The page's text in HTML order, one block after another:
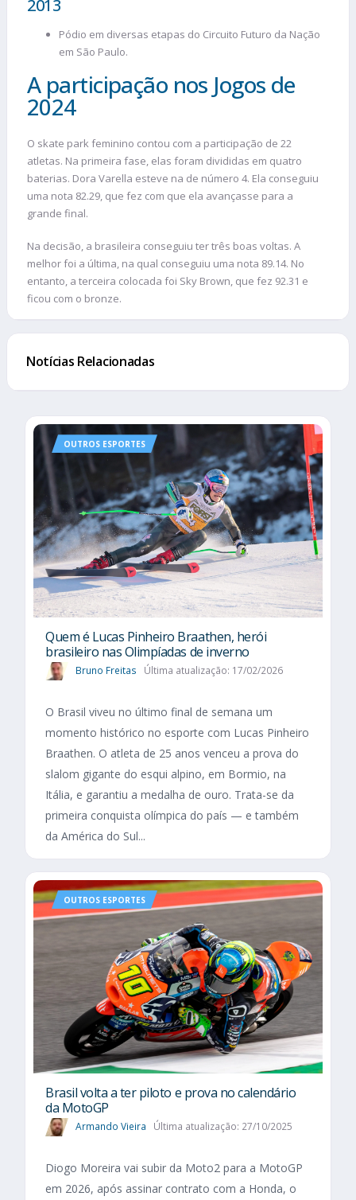
2013
Pódio em diversas etapas do Circuito Futuro da Nação
em São Paulo.
A participação nos Jogos de
2024
O skate park feminino contou com a participação de 22
atletas. Na primeira fase, elas foram divididas em quatro
baterias. Dora Varella esteve na de número 4. Ela conseguiu
uma nota 82.29, que fez com que ela avançasse para a
grande final.
Na decisão, a brasileira conseguiu ter três boas voltas. A
melhor foi a última, na qual conseguiu uma nota 89.14. No
entanto, a terceira colocada foi Sky Brown, que fez 92.31 e
ficou com o bronze.
Notícias Relacionadas
OUTROS ESPORTES
Quem é Lucas Pinheiro Braathen, herói
brasileiro nas Olimpíadas de inverno
Bruno Freitas Última atualização: 17/02/2026
O Brasil viveu no último final de semana um
momento histórico no esporte com Lucas Pinheiro
Braathen. O atleta de 25 anos venceu a prova do
slalom gigante do esqui alpino, em Bormio, na
Itália, e garantiu a medalha de ouro. Trata-se da
primeira conquista olímpica do país — e também
da América do Sul...
OUTROS ESPORTES
Brasil volta a ter piloto e prova no calendário
da MotoGP
Armando Vieira Última atualização: 27/10/2025
Diogo Moreira vai subir da Moto2 para a MotoGP
em 2026, após assinar contrato com a Honda, o